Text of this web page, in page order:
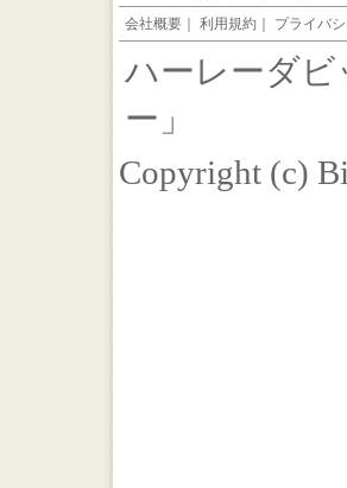
会社概要 利用規約 プライバ
ハーレーダ
ー」
Copyright (c)